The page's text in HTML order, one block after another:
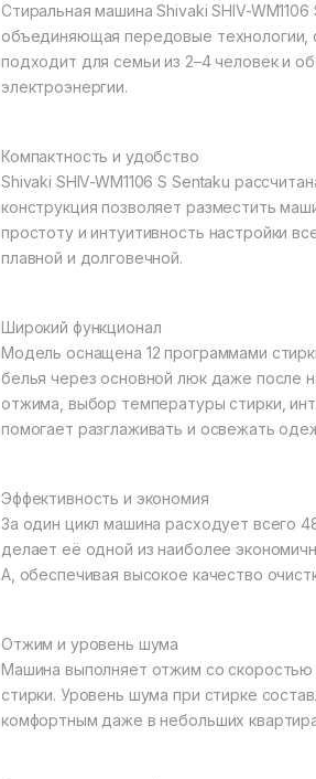
Стиральная машина Shivaki SHIV-
объединяющая передовые технологии,
подходит для семьи из 2–4 человек и
электроэнергии.
Компактность и удобство
Shivaki SHIV-WM1106 S Sentaku
конструкция позволяет разместить
простоту и интуитивность настройки
плавной и долговечной.
Широкий функционал
Модель оснащена 12 программами
белья через основной люк даже после
отжима, выбор температуры стирки,
помогает разглаживать и освежать
Эффективность и экономия
За один цикл машина расходует всего
делает её одной из наиболее
A, обеспечивая высокое качество
Отжим и уровень шума
Машина выполняет отжим со скоростью
стирки. Уровень шума при стирке
комфортным даже в небольших